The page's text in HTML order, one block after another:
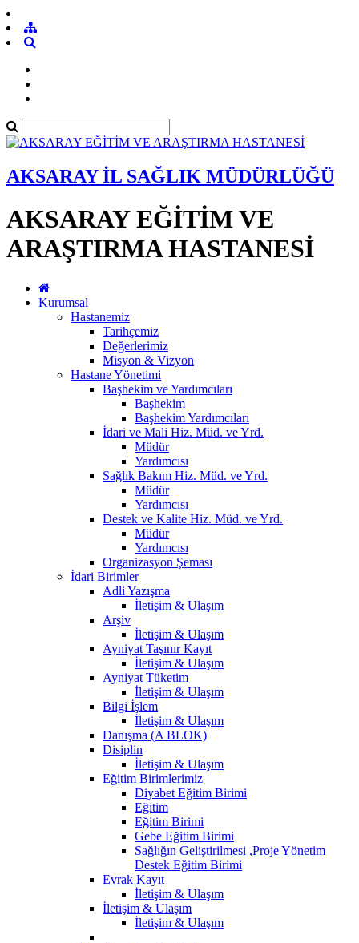
AKSARAY İL SAĞLIK MÜDÜRLÜĞÜ
AKSARAY EĞİTİM VE
ARAŞTIRMA HASTANESİ
Kurumsal
Hastanemiz
Tarihçemiz
Değerlerimiz
Misyon & Vizyon
Hastane Yönetimi
Başhekim ve Yardımcıları
Başhekim
Başhekim Yardımcıları
İdari ve Mali Hiz. Müd. ve Yrd.
Müdür
Yardımcısı
Sağlık Bakım Hiz. Müd. ve Yrd.
Müdür
Yardımcısı
Destek ve Kalite Hiz. Müd. ve Yrd.
Müdür
Yardımcısı
Organizasyon Şeması
İdari Birimler
Adli Yazışma
İletişim & Ulaşım
Arşiv
İletişim & Ulaşım
Ayniyat Taşınır Kayıt
İletişim & Ulaşım
Ayniyat Tüketim
İletişim & Ulaşım
Bilgi İşlem
İletişim & Ulaşım
Danışma (A BLOK)
Disiplin
İletişim & Ulaşım
Eğitim Birimlerimiz
Diyabet Eğitim Birimi
Eğitim
Eğitim Birimi
Gebe Eğitim Birimi
Sağlığın Geliştirilmesi ,Proje Yönetim
Destek Eğitim Birimi
Evrak Kayıt
İletişim & Ulaşım
İletişim & Ulaşım
İletişim & Ulaşım